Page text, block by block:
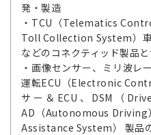
発・製造
・TCU（Telematics
Toll Collection System）
などのコネクティッド製品
・画像センサー、ミリ波レ
運転ECU（Electronic
サー＆ECU、DSM（
AD（Autonomous Driving
Assistance System） 製品